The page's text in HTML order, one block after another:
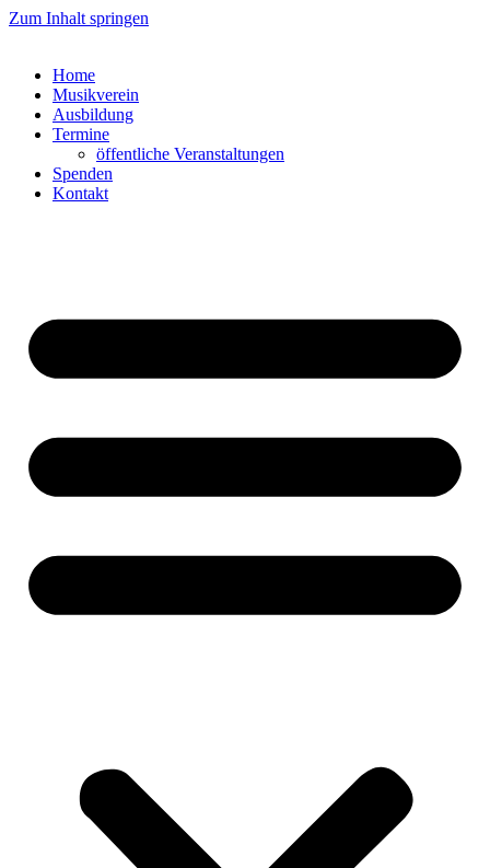
Zum Inhalt springen
Home
Musikverein
Ausbildung
Termine
öffentliche Veranstaltungen
Spenden
Kontakt